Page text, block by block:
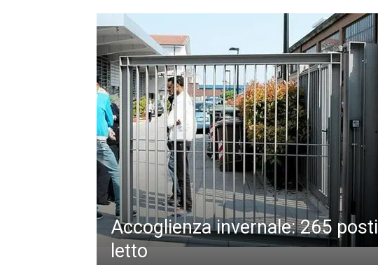
Accoglienza invernale: 265 posti
letto